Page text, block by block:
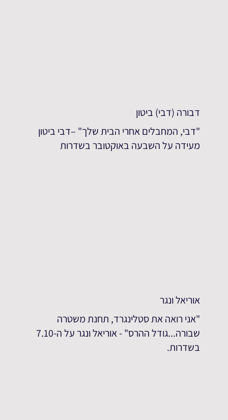
דבורה (דבי) ביטון
"דבי, המחבלים אחרי הבית שלך" –דבי ביטון
מעידה על השבעה באוקטובר בשדרות
אוריאל ונגר
"אני רואה את סטלינגרד, תחנת משטרה
שבורה...גודל ההרס" - אוריאל ונגר על ה-7.10
בשדרות.